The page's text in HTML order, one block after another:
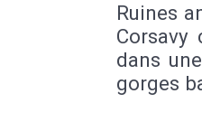
Ruines
Corsavy
dans
gorges